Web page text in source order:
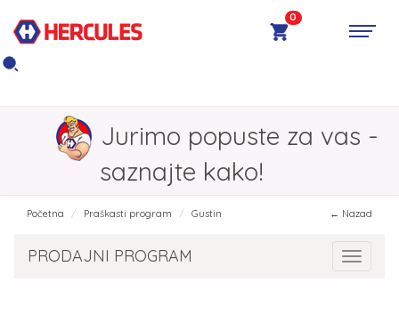
0
Jurimo popuste za vas -
saznajte kako!
Početna Praškasti program Gustin ← Nazad
Toggle
PRODAJNI PROGRAM